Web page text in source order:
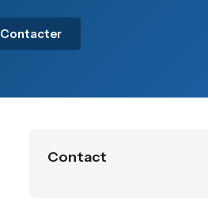
Contacter
Contact